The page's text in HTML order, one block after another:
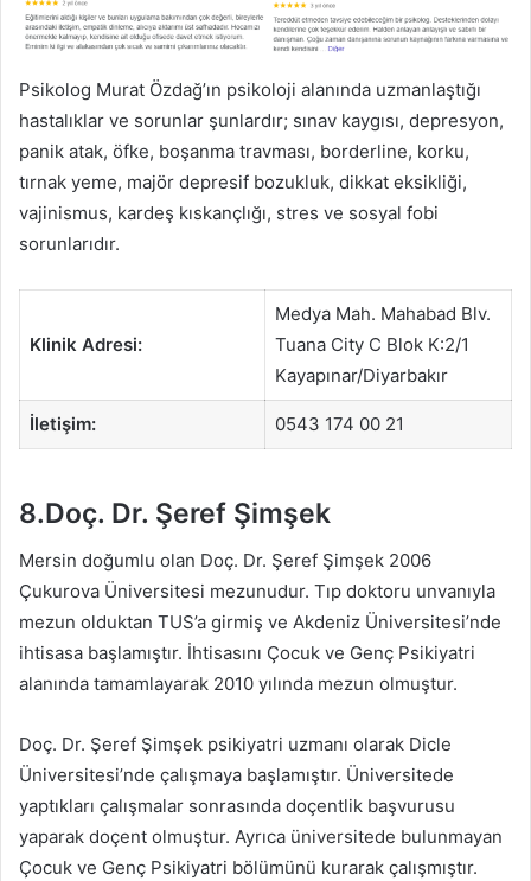
Psikolog Murat Özdağ’ın psikoloji alanında uzmanlaştığı
hastalıklar ve sorunlar şunlardır; sınav kaygısı, depresyon,
panik atak, öfke, boşanma travması, borderline, korku,
tırnak yeme, majör depresif bozukluk, dikkat eksikliği,
vajinismus, kardeş kıskançlığı, stres ve sosyal fobi
sorunlarıdır.
Klinik Adresi:
Medya Mah. Mahabad Blv.
Tuana City C Blok K:2/1
Kayapınar/Diyarbakır
İletişim: 0543 174 00 21
8.Doç. Dr. Şeref Şimşek
Mersin doğumlu olan Doç. Dr. Şeref Şimşek 2006
Çukurova Üniversitesi mezunudur. Tıp doktoru unvanıyla
mezun olduktan TUS’a girmiş ve Akdeniz Üniversitesi’nde
ihtisasa başlamıştır. İhtisasını Çocuk ve Genç Psikiyatri
alanında tamamlayarak 2010 yılında mezun olmuştur.
Doç. Dr. Şeref Şimşek psikiyatri uzmanı olarak Dicle
Üniversitesi’nde çalışmaya başlamıştır. Üniversitede
yaptıkları çalışmalar sonrasında doçentlik başvurusu
yaparak doçent olmuştur. Ayrıca üniversitede bulunmayan
Çocuk ve Genç Psikiyatri bölümünü kurarak çalışmıştır.